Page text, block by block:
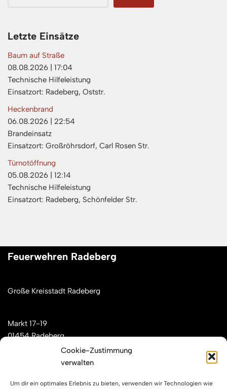
Cookie-Zustimmung
verwalten
Um dir ein optimales Erlebnis zu bieten, verwenden wir Technologien wie
Letzte Einsätze
Baum auf Straße
08.08.2026
17:04
Technische Hilfeleistung
Einsatzort: Radeberg, Oststr.
Heckenbrand
06.08.2026
22:54
Brandeinsatz
Einsatzort: Großröhrsdorf, Carl Rosen Str.
Türnotöffnung
05.08.2026
12:14
Technische Hilfeleistung
Einsatzort: Radeberg, Schönfelder Str.
Feuerwehren Radeberg
Große Kreisstadt Radeberg
Markt 17-19
01454 Radeberg
Mail: kontakt[at]feuerwehren-radeberg.de
Feuerwehren Radeberg im Internet